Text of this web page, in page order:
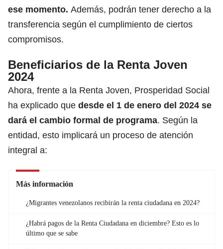
ese momento. Además, podrán tener derecho a la
transferencia según el cumplimiento de ciertos
compromisos.
Beneficiarios de la Renta Joven
2024
Ahora, frente a la Renta Joven, Prosperidad Social
ha explicado que desde el 1 de enero del 2024 se
dará el cambio formal de programa. Según la
entidad, esto implicará un proceso de atención
integral a:
Más información
¿Migrantes venezolanos recibirán la renta ciudadana en 2024?
¿Habrá pagos de la Renta Ciudadana en diciembre? Esto es lo
último que se sabe